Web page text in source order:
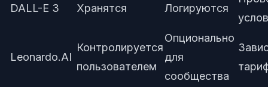
DALL-E 3 Хранятся Логируются
Leonardo.AI
Контролируется
пользователем
Опционально
для
сообщества